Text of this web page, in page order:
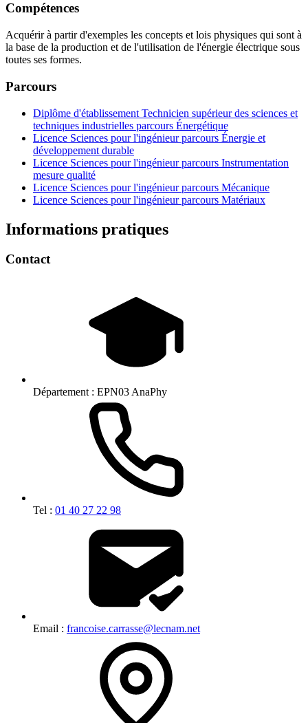
Compétences
Acquérir à partir d'exemples les concepts et lois physiques qui sont à
la base de la production et de l'utilisation de l'énergie électrique sous
toutes ses formes.
Parcours
Diplôme d'établissement Technicien supérieur des sciences et
techniques industrielles parcours Énergétique
Licence Sciences pour l'ingénieur parcours Énergie et
développement durable
Licence Sciences pour l'ingénieur parcours Instrumentation
mesure qualité
Licence Sciences pour l'ingénieur parcours Mécanique
Licence Sciences pour l'ingénieur parcours Matériaux
Informations pratiques
Contact
Département : EPN03 AnaPhy
Tel : 01 40 27 22 98
Email : francoise.carrasse@lecnam.net